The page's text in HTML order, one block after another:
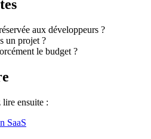
aux développeurs ?
un projet ?
le budget ?
lire ensuite :
SaaS